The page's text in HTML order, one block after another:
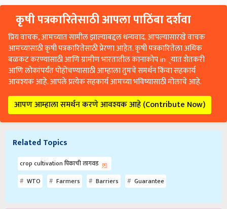
कृषी पत्रकारितेसाठी आपला पाठिंबा दर्शवा
प्रिय वाचक, आमच्यात सामील झाल्याबद्दल धन्यवाद. आपल्यासारखे वाचक
आमच्यासाठी कृषी पत्रकारितेसाठी प्रेरणा आहेत. कृषी पत्रकारितेला अधिक
बळकट करण्यासाठी आणि ग्रामीण भारतातील कानाकोप in्यात शेतकरी
आणि लोकांपर्यंत पोहोचण्यासाठी आम्हाला तुमचे समर्थन किंवा सहकार्य
आवश्यक आहे. आपले प्रत्येक सहकार्य आमच्या भविष्यासाठी मोलाचे आहे.
आपण आम्हाला समर्थन करणे आवश्यक आहे (Contribute Now)
Related Topics
crop cultivation पिकाची लागवड
WTO
Farmers Barriers Guarantee